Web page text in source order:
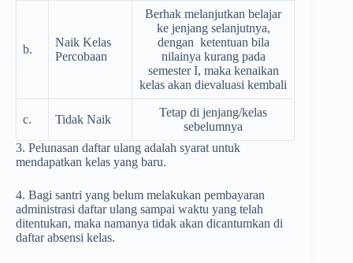
b.
Naik Kelas
Percobaan
Berhak melanjutkan belajar
ke jenjang selanjutnya,
dengan ketentuan bila
nilainya kurang pada
semester I, maka kenaikan
kelas akan dievaluasi kembali
c. Tidak Naik
Tetap di jenjang/kelas
sebelumnya
3. Pelunasan daftar ulang adalah syarat untuk
mendapatkan kelas yang baru.
4. Bagi santri yang belum melakukan pembayaran
administrasi daftar ulang sampai waktu yang telah
ditentukan, maka namanya tidak akan dicantumkan di
daftar absensi kelas.